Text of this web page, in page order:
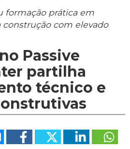
formação prática em
construção com elevado
Passive
partilha
técnico e